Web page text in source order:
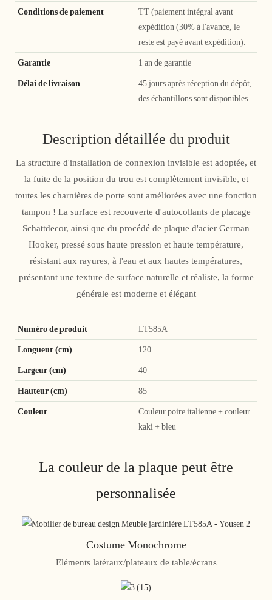
Conditions de paiement
TT (paiement intégral avant
expédition (30% à l'avance, le
reste est payé avant expédition).
Garantie 1 an de garantie
Délai de livraison
45 jours après réception du dépôt,
des échantillons sont disponibles
Description détaillée du produit
La structure d'installation de connexion invisible est adoptée, et
la fuite de la position du trou est complètement invisible, et
toutes les charnières de porte sont améliorées avec une fonction
tampon ! La surface est recouverte d'autocollants de placage
Schattdecor, ainsi que du procédé de plaque d'acier German
Hooker, pressé sous haute pression et haute température,
résistant aux rayures, à l'eau et aux hautes températures,
présentant une texture de surface naturelle et réaliste, la forme
générale est moderne et élégant
Numéro de produit LT585A
Longueur (cm) 120
Largeur (cm) 40
Hauteur (cm) 85
Couleur
Couleur poire italienne + couleur
kaki + bleu
La couleur de la plaque peut être
personnalisée
Costume Monochrome
Eléments latéraux/plateaux de table/écrans